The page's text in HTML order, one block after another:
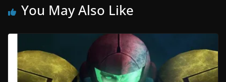
You May Also Like